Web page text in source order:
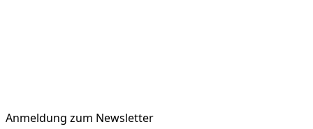
Anmeldung zum Newsletter